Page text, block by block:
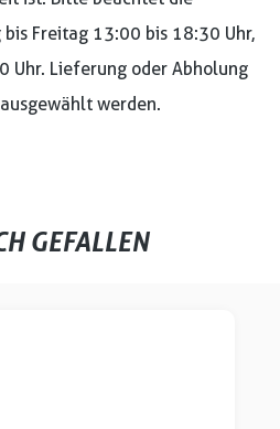
Freitag 13:00 bis 18:30 Uhr,
Uhr. Lieferung oder Abholung
werden.
GEFALLEN